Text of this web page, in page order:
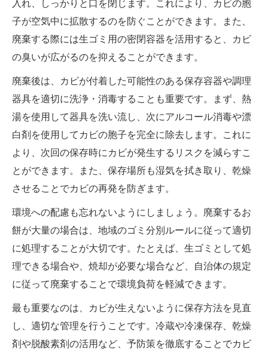
入れ、しっかりと口を閉じます。これにより、カビの胞
子が空気中に拡散するのを防ぐことができます。また、
廃棄する際には生ゴミ用の密閉容器を活用すると、カビ
の臭いが広がるのを抑えることができます。
廃棄後は、カビが付着した可能性のある保存容器や調理
器具を適切に洗浄・消毒することも重要です。まず、熱
湯を使用して器具を洗い流し、次にアルコール消毒や漂
白剤を使用してカビの胞子を完全に除去します。これに
より、次回の保存時にカビが発生するリスクを減らすこ
とができます。また、保存場所も湿気を拭き取り、乾燥
させることでカビの再発を防ぎます。
環境への配慮も忘れないようにしましょう。廃棄するお
餅が大量の場合は、地域のゴミ分別ルールに従って適切
に処理することが大切です。たとえば、生ゴミとして処
理できる場合や、焼却が必要な場合など、自治体の規定
に従って廃棄することで環境負荷を軽減できます。
最も重要なのは、カビが生えないように保存方法を見直
し、適切な管理を行うことです。冷蔵や冷凍保存、乾燥
剤や脱酸素剤の活用など、予防策を徹底することでカビ